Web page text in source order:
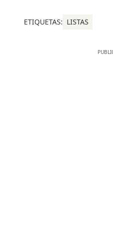
ETIQUETAS: LISTAS